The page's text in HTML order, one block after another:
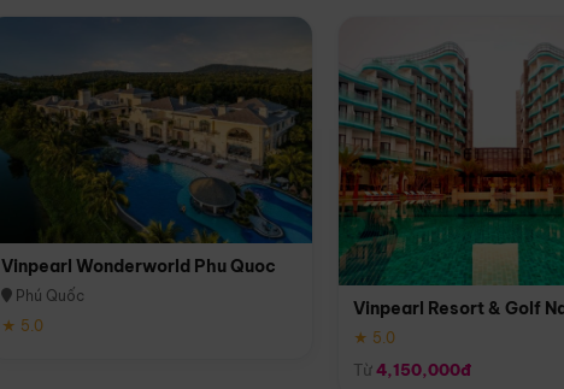
Vinpearl Wonderworld Phu Quoc
Phú Quốc
★ 5.0
Vinpearl Resort & Golf
★ 5.0
Từ4,150,000đ